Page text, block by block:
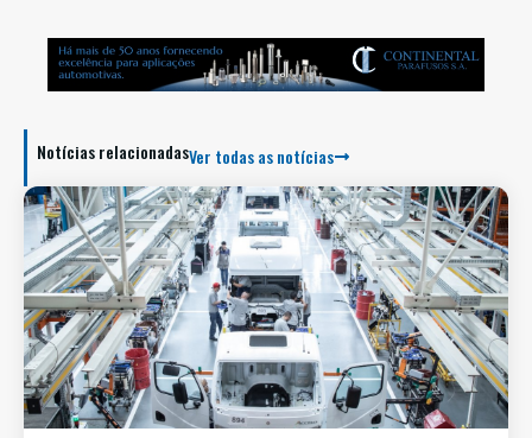
Notícias relacionadasVer todas as notícias